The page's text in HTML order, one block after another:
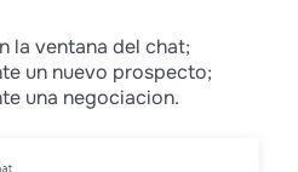
la ventana del chat;
un nuevo prospecto;
una negociacion.